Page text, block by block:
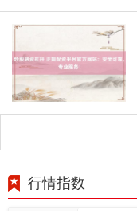
行情指数